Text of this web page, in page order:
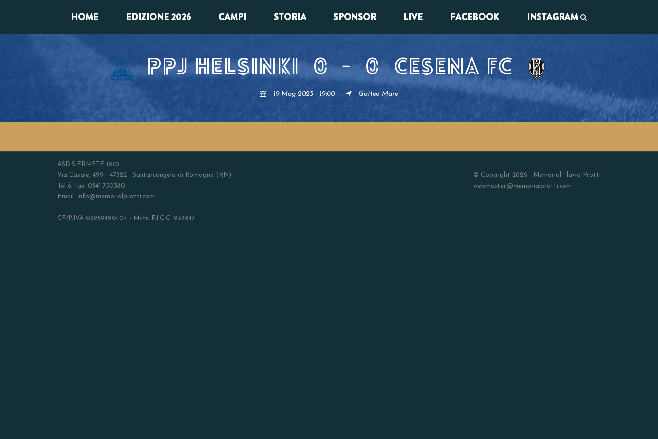
HOME EDIZIONE 2026 CAMPI STORIA SPONSOR LIVE FACEBOOK INSTAGRAM
PPJ HELSINKI 0 - 0 CESENA FC
19 Mag 2023 - 19:00 Gatteo Mare
ASD S.ERMETE 1970
Via Casale, 499 - 47822 - Santarcangelo di Romagna (RN)
Tel & Fax: 0541-750380
Email: info@memorialprotti.com
CF/P.IVA 03959490404 - Matr. F.I.G.C. 933847
© Copyright 2026 - Memorial Flavio Protti
webmaster@memorialprotti.com